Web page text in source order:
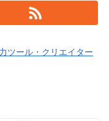
ツール・クリエイター